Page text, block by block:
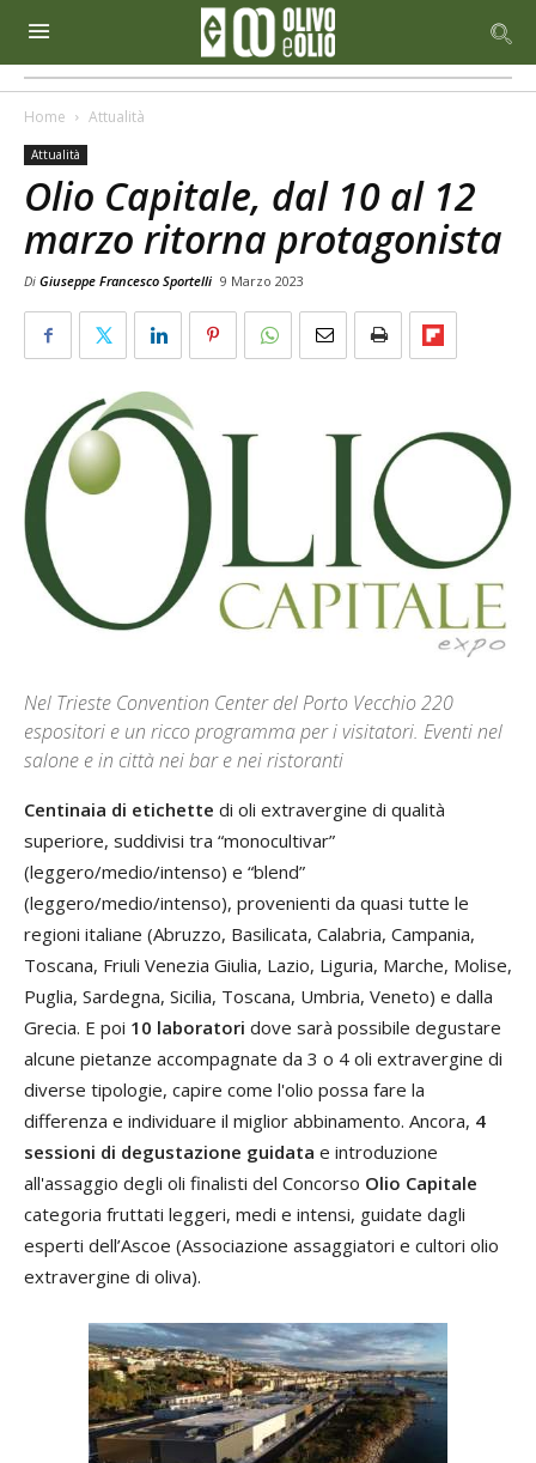
Home Attualità
Attualità
Olio Capitale, dal 10 al 12
marzo ritorna protagonista
Di Giuseppe Francesco Sportelli 9 Marzo 2023
Nel Trieste Convention Center del Porto Vecchio 220
espositori e un ricco programma per i visitatori. Eventi nel
salone e in città nei bar e nei ristoranti
Centinaia di etichette di oli extravergine di qualità
superiore, suddivisi tra “monocultivar”
(leggero/medio/intenso) e “blend”
(leggero/medio/intenso), provenienti da quasi tutte le
regioni italiane (Abruzzo, Basilicata, Calabria, Campania,
Toscana, Friuli Venezia Giulia, Lazio, Liguria, Marche, Molise,
Puglia, Sardegna, Sicilia, Toscana, Umbria, Veneto) e dalla
Grecia. E poi 10 laboratori dove sarà possibile degustare
alcune pietanze accompagnate da 3 o 4 oli extravergine di
diverse tipologie, capire come l'olio possa fare la
differenza e individuare il miglior abbinamento. Ancora, 4
sessioni di degustazione guidata e introduzione
all'assaggio degli oli finalisti del Concorso Olio Capitale
categoria fruttati leggeri, medi e intensi, guidate dagli
esperti dell’Ascoe (Associazione assaggiatori e cultori olio
extravergine di oliva).